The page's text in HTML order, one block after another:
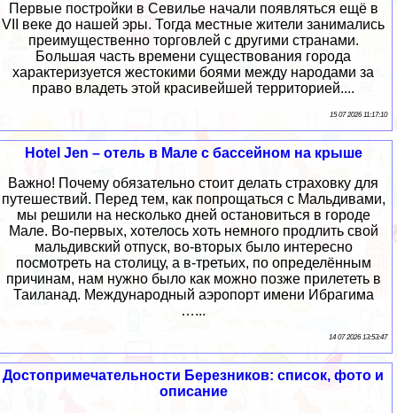
Первые постройки в Севилье начали появляться ещё в
VII веке до нашей эры. Тогда местные жители занимались
преимущественно торговлей с другими странами.
Большая часть времени существования города
характеризуется жестокими боями между народами за
право владеть этой красивейшей территорией....
15 07 2026 11:17:10
Hotel Jen – отель в Мале с бассейном на крыше
Важно! Почему обязательно стоит делать страховку для
путешествий. Перед тем, как попрощаться с Мальдивами,
мы решили на несколько дней остановиться в городе
Мале. Во-первых, хотелось хоть немного продлить свой
мальдивский отпуск, во-вторых было интересно
посмотреть на столицу, а в-третьих, по определённым
причинам, нам нужно было как можно позже прилететь в
Таиланад. Международный аэропорт имени Ибрагима
…...
14 07 2026 13:53:47
Достопримечательности Березников: список, фото и
описание